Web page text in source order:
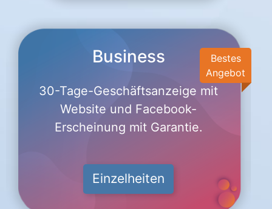
Bestes
Angebot
Business
30-Tage-Geschäftsanzeige mit
Website und Facebook-
Erscheinung mit Garantie.
Einzelheiten